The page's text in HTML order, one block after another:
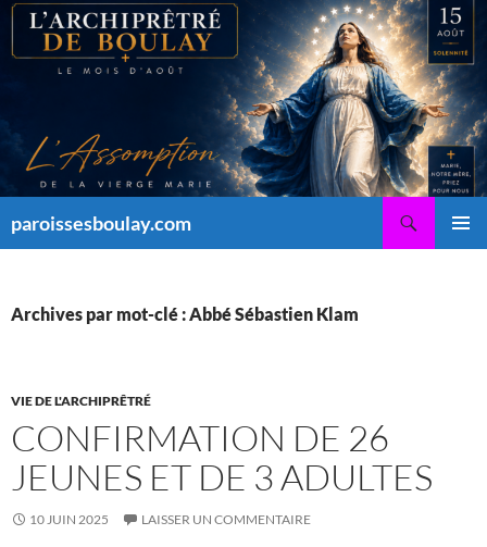
Aller
contenu
paroissesboulay.com
Archives par mot-clé : Abbé Sébastien Klam
VIE DE L'ARCHIPRÊTRÉ
CONFIRMATION DE 26
JEUNES ET DE 3 ADULTES
10 JUIN 2025 LAISSER UN COMMENTAIRE